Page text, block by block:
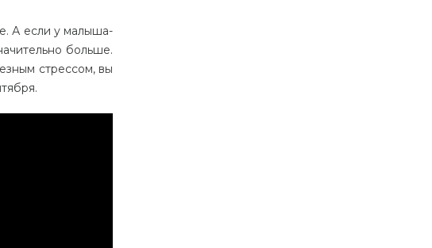
А если у малыша-
больше.
стрессом, вы